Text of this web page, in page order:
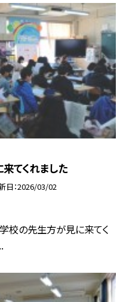
てくれました
日 2026/03/02
校の先生方が見に来てく